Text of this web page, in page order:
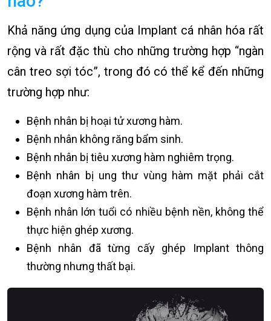
Khả năng ứng dụng của Implant cá nhân hóa rất
rộng và rất đặc thù cho những trường hợp “ngàn
cân treo sợi tóc”, trong đó có thể kể đến những
trường hợp như:
Bệnh nhân bị hoại tử xương hàm.
Bệnh nhân không răng bẩm sinh.
Bệnh nhân bị tiêu xương hàm nghiêm trọng.
Bệnh nhân bị ung thư vùng hàm mặt phải cắt
đoạn xương hàm trên.
Bệnh nhân lớn tuổi có nhiều bệnh nền, không thể
thực hiện ghép xương.
Bệnh nhân đã từng cấy ghép Implant thông
thường nhưng thất bại.